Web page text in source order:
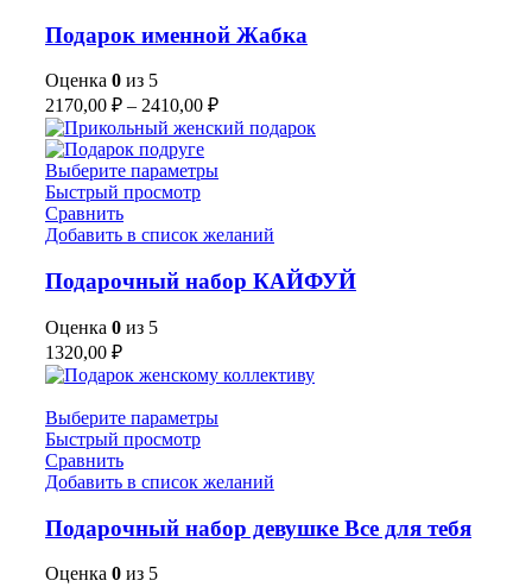
Подарок именной Жабка
Оценка 0 из 5
2170,00 ₽ – 2410,00 ₽
Выберите параметры
Быстрый просмотр
Сравнить
Добавить в список желаний
Подарочный набор КАЙФУЙ
Оценка 0 из 5
1320,00 ₽
Выберите параметры
Быстрый просмотр
Сравнить
Добавить в список желаний
Подарочный набор девушке Все для тебя
Оценка 0 из 5